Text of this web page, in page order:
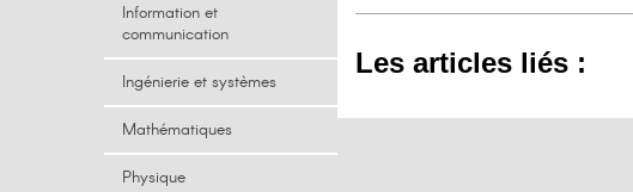
Information et
communication
Ingénierie et systèmes
Mathématiques
Physique
Les articles liés :